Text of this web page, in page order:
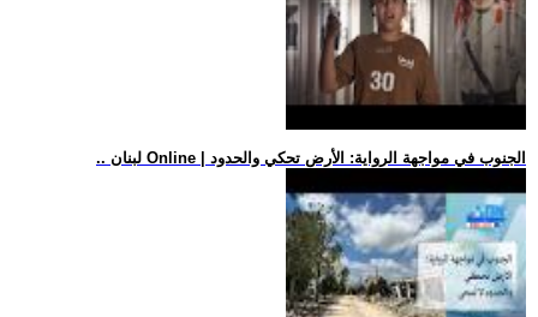
.. لبنان Online | الجنوب في مواجهة الرواية: الأرض تحكي والحدود